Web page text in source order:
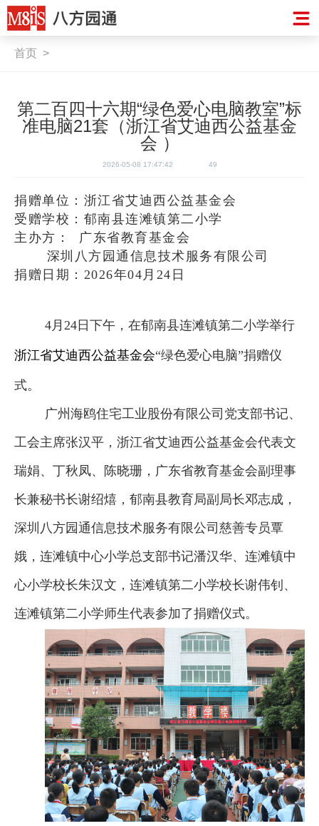
首页 >
第二百四十六期“绿色爱心电脑教室”标
准电脑21套（浙江省艾迪西公益基金
会 ）
2026-05-08 17:47:42 49
捐赠单位：浙江省艾迪西公益基金会
受赠学校：郁南县连滩镇第二小学
主办方： 广东省教育基金会
深圳八方园通信息技术服务有限公司
捐赠日期：2026年04月24日
4月24日下午，在郁南县连滩镇第二小学举行
浙江省艾迪西公益基金会“绿色爱心电脑”捐赠仪
式。
广州海鸥住宅工业股份有限公司党支部书记、
工会主席张汉平，浙江省艾迪西公益基金会代表文
瑞娟、丁秋凤、陈晓珊，广东省教育基金会副理事
长兼秘书长谢绍熺，郁南县教育局副局长邓志成，
深圳八方园通信息技术服务有限公司慈善专员覃
娥，连滩镇中心小学总支部书记潘汉华、连滩镇中
心小学校长朱汉文，连滩镇第二小学校长谢伟钊、
连滩镇第二小学师生代表参加了捐赠仪式。